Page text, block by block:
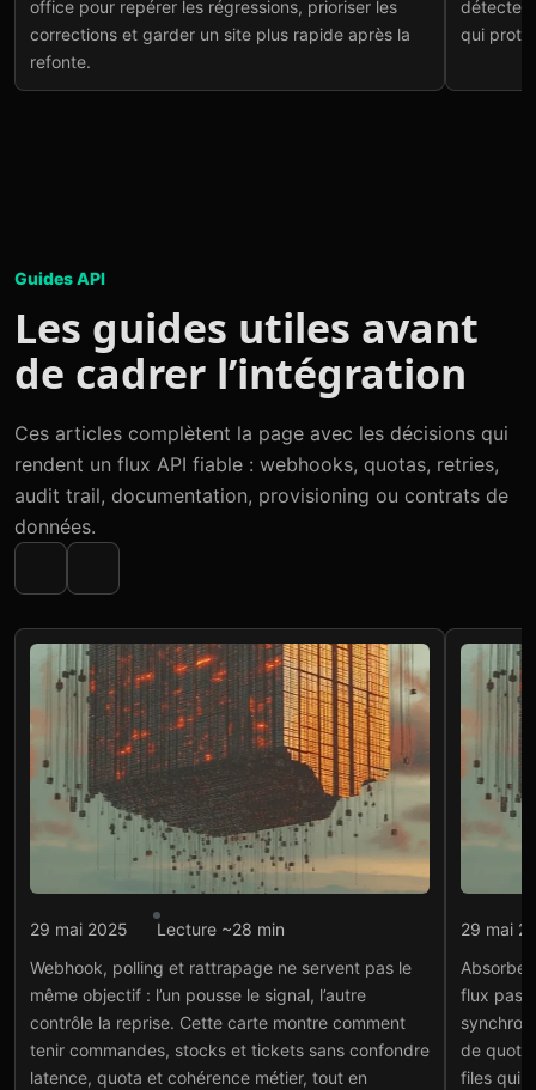
office pour repérer les régressions, prioriser les
corrections et garder un site plus rapide après la
refonte.
détecter
qui
Guides API
Les guides utiles avant
de cadrer l’intégration
Ces articles complètent la page avec les décisions qui
rendent un flux API fiable : webhooks, quotas, retries,
audit trail, documentation, provisioning ou contrats de
données.
Intégration API
Lire l'article→
29 mai 2025
Lecture ~28 min
Webhook, polling et rattrapage ne servent pas le
même objectif : l’un pousse le signal, l’autre
contrôle la reprise. Cette carte montre comment
tenir commandes, stocks et tickets sans confondre
latence, quota et cohérence métier, tout en
29 mai
flux
de quota
files qui